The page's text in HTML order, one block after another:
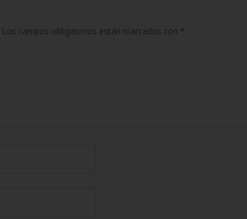
Los campos obligatorios están marcados con *